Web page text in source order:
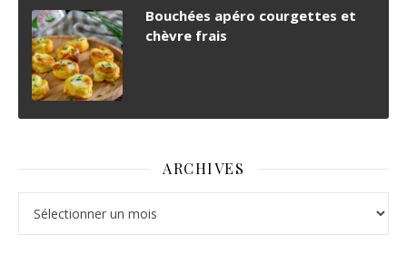
Bouchées apéro courgettes et
chèvre frais
ARCHIVES